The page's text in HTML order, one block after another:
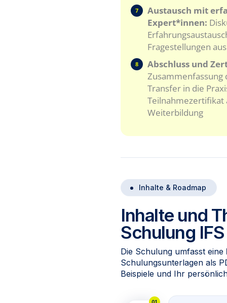
7
Austausch mit
Expert*innen:
Fragestellungen
8
Abschluss und
Zusammenfassung
Transfer in die
Teilnahmezertifikat
Weiterbildung
Inhalte & Roadmap
Inhalte und
Schulung
Die Schulung umfasst eine
Schulungsunterlagen als
Beispiele und Ihr